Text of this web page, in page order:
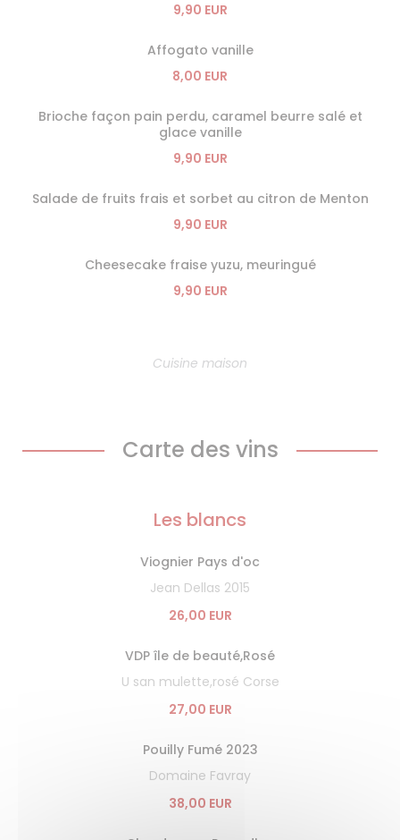
9,90 EUR
Affogato vanille
8,00 EUR
Brioche façon pain perdu, caramel beurre salé et
glace vanille
9,90 EUR
Salade de fruits frais et sorbet au citron de Menton
9,90 EUR
Cheesecake fraise yuzu, meuringué
9,90 EUR
Cuisine maison
Carte des vins
Les blancs
Viognier Pays d'oc
Jean Dellas 2015
26,00 EUR
VDP île de beauté,Rosé
U san mulette,rosé Corse
27,00 EUR
Pouilly Fumé 2023
Domaine Favray
38,00 EUR